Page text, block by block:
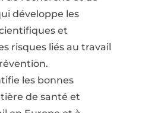
développe les
et
risques liés au travail
les bonnes
de santé et